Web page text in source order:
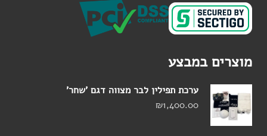
מוצרים במבצע
ערכת תפילין לבר מצווה דגם 'שחר'
₪1,400.00